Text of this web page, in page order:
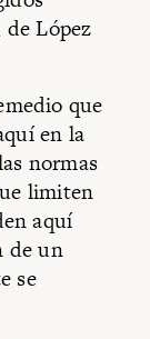
López
que
en la
normas
limiten
aquí
de un
se